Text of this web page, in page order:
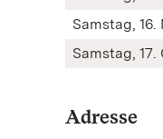
Samstag, 16.
Samstag, 17.
Adresse